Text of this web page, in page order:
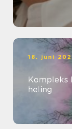
18. juni
Kompleks
heling